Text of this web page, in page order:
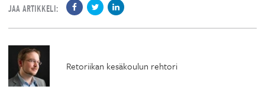
JAA ARTIKKELI:
Retoriikan kesäkoulun rehtori